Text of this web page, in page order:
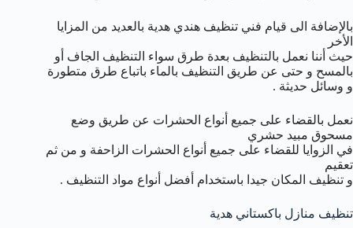
بالإضافة الى قيام فني تنظيف هندي هدية بالعديد من المزايا
الأخر
حيث أننا نعمل بالتنظيف بعدة طرق سواء التنظيف الجاف أو
بالمسح و حتى عن طريق التنظيف بالماء باتباع طرق متطورة
و وسائل حديثة .
نعمل بالقضاء على جميع أنواع الحشرات عن طريق وضع
مسحوق مبيد حشري
في الزوايا للقضاء على جميع أنواع الحشرات الزاحفة و من ثم
تعقيم
و تنظيف المكان جيدا باستخدام أفضل أنواع مواد التنظيف .
تنظيف منازل باكستاني هدية